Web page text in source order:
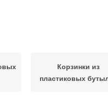
Корзинки из
пластиковых